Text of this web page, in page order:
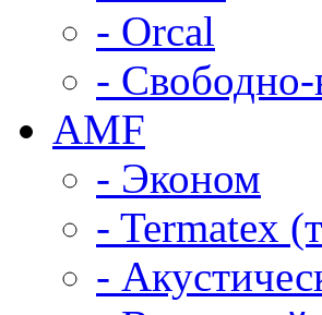
- Orcal
- Свободно-
AMF
- Эконом
- Termatex
-